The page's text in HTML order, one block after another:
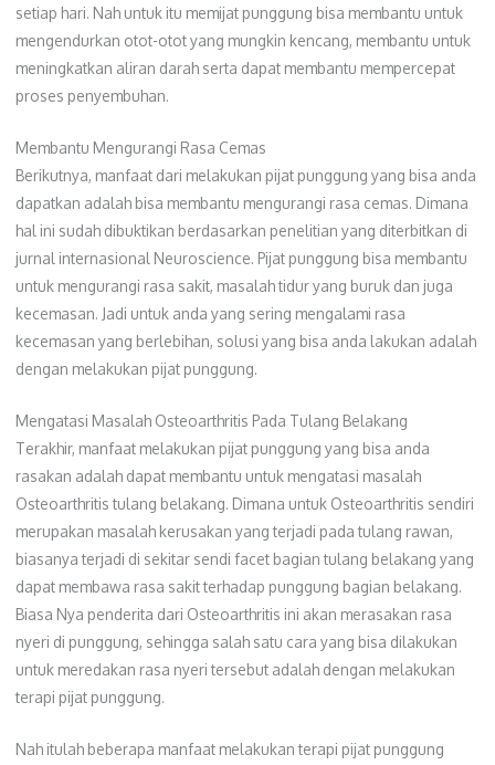
setiap hari. Nah untuk itu memijat punggung bisa membantu untuk
mengendurkan otot-otot yang mungkin kencang, membantu untuk
meningkatkan aliran darah serta dapat membantu mempercepat
proses penyembuhan.
Membantu Mengurangi Rasa Cemas
Berikutnya, manfaat dari melakukan pijat punggung yang bisa anda
dapatkan adalah bisa membantu mengurangi rasa cemas. Dimana
hal ini sudah dibuktikan berdasarkan penelitian yang diterbitkan di
jurnal internasional Neuroscience. Pijat punggung bisa membantu
untuk mengurangi rasa sakit, masalah tidur yang buruk dan juga
kecemasan. Jadi untuk anda yang sering mengalami rasa
kecemasan yang berlebihan, solusi yang bisa anda lakukan adalah
dengan melakukan pijat punggung.
Mengatasi Masalah Osteoarthritis Pada Tulang Belakang
Terakhir, manfaat melakukan pijat punggung yang bisa anda
rasakan adalah dapat membantu untuk mengatasi masalah
Osteoarthritis tulang belakang. Dimana untuk Osteoarthritis sendiri
merupakan masalah kerusakan yang terjadi pada tulang rawan,
biasanya terjadi di sekitar sendi facet bagian tulang belakang yang
dapat membawa rasa sakit terhadap punggung bagian belakang.
Biasa Nya penderita dari Osteoarthritis ini akan merasakan rasa
nyeri di punggung, sehingga salah satu cara yang bisa dilakukan
untuk meredakan rasa nyeri tersebut adalah dengan melakukan
terapi pijat punggung.
Nah itulah beberapa manfaat melakukan terapi pijat punggung